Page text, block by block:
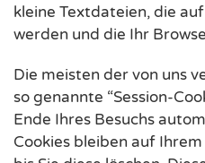
kleine Textdateien, die
werden und die Ihr
Die meisten der von uns
so genannte “Session-
Ende Ihres Besuchs
Cookies bleiben auf